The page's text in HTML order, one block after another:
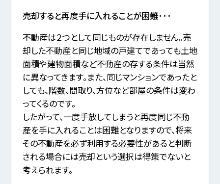
売却すると再度手に入れることが困難･･･
不動産は２つとして同じものが存在しません。売
却した不動産と同じ地域の戸建てであっても土地
面積や建物面積など不動産の存する条件は当然
に異なってきます。また、同じマンションであったと
しても、階数、間取り、方位など部屋の条件は変わ
ってくるのです。
したがって、一度手放してしまうと再度同じ不動
産を手に入れることは困難となりますので、将来
その不動産を必ず利用する必要性があると判断
される場合には売却という選択は得策でないと
考えられます。